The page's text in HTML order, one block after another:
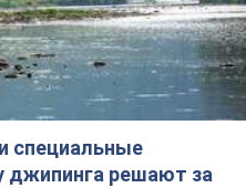
специальные
джипинга решают за